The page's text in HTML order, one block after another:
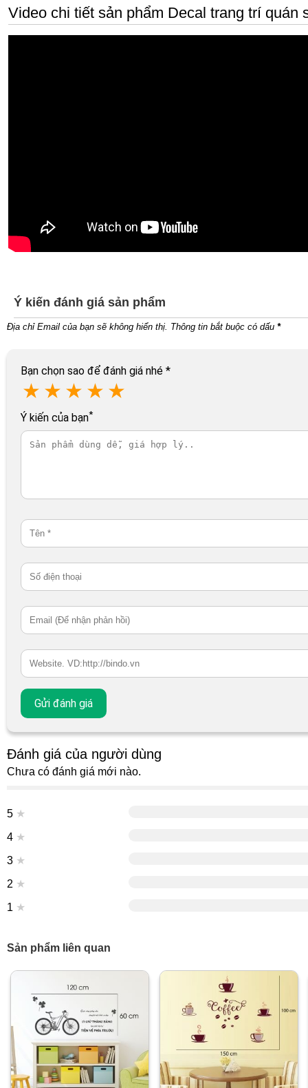
Video chi tiết sản phẩm Decal trang trí quán
Ý kiến đánh giá sản phẩm
Địa chỉ Email của bạn sẽ không hiển thị. Thông tin bắt buộc có dấu *
Bạn chọn sao để đánh giá nhé *
★ ★ ★ ★ ★
Ý kiến của bạn*
Đánh giá của người dùng
Chưa có đánh giá mới nào.
5 ★
4 ★
3 ★
2 ★
1 ★
Sản phẩm liên quan